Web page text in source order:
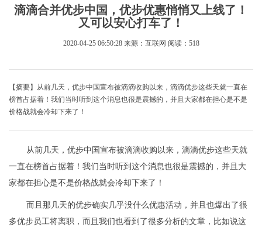
滴滴合并优步中国，优步优惠悄悄又上线了！
又可以安心打车了！
2020-04-25 06:50:28 来源：互联网 阅读：518
【摘要】从前几天，优步中国宣布被滴滴收购以来，滴滴优步这些天就一直在
榜首占据着！我们当时听到这个消息也很是震撼的，并且大家都在担心是不是
价格战就会冷却下来了！
从前几天，优步中国宣布被滴滴收购以来，滴滴优步这些天就
一直在榜首占据着！我们当时听到这个消息也很是震撼的，并且大
家都在担心是不是价格战就会冷却下来了！
而且那几天的优步确实几乎没什么优惠活动，并且也爆出了很
多优步员工将离职，而且我们也看到了很多分析的文章，比如说这